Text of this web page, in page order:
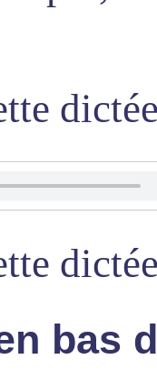
bas